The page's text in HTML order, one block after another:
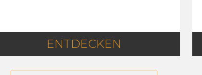
ENTDECKEN